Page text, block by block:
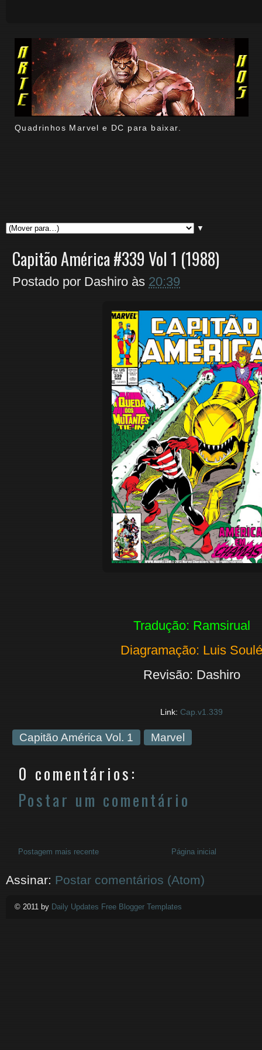
Quadrinhos Marvel e DC para baixar.
▼
Capitão América #339 Vol 1 (1988)
Postado por Dashiro às 20:39
Tradução: Ramsirual
Diagramação: Luis Soulé
Revisão: Dashiro
Link: Cap.v1.339
Capitão América Vol. 1 Marvel
0 comentários:
Postar um comentário
Postagem mais recente Página inicial
Assinar: Postar comentários (Atom)
© 2011 by Daily Updates Free Blogger Templates